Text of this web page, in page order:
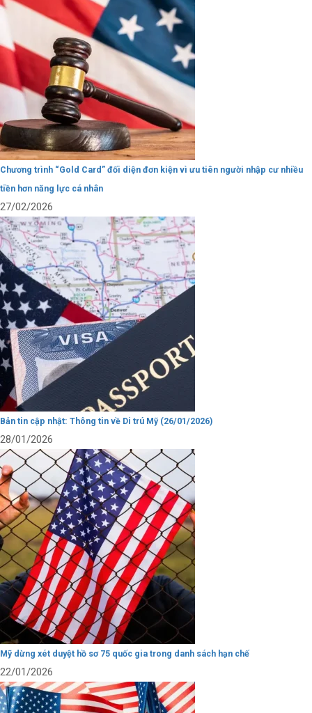
Chương trình “Gold Card” đối diện đơn kiện vì ưu tiên người nhập cư nhiều
tiền hơn năng lực cá nhân
27/02/2026
Bản tin cập nhật: Thông tin về Di trú Mỹ (26/01/2026)
28/01/2026
Mỹ dừng xét duyệt hồ sơ 75 quốc gia trong danh sách hạn chế
22/01/2026